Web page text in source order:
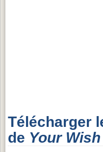
Télécharger
de Your Wish